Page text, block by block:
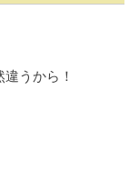
うから！